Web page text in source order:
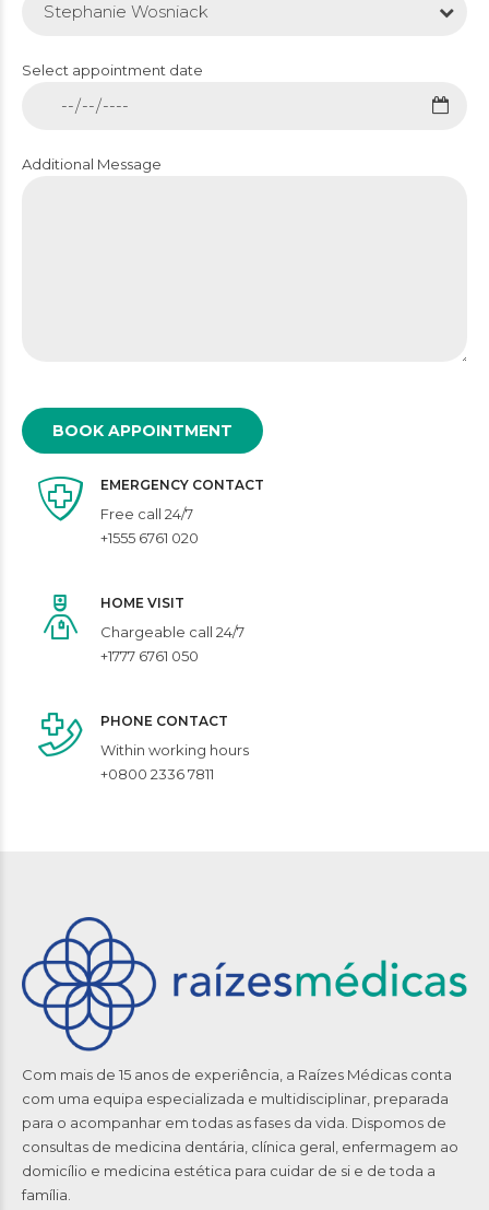
Stephanie Wosniack
Select appointment date
Additional Message
EMERGENCY CONTACT
Free call 24/7
+1555 6761 020
HOME VISIT
Chargeable call 24/7
+1777 6761 050
PHONE CONTACT
Within working hours
+0800 2336 7811
Com mais de 15 anos de experiência, a Raízes Médicas conta
com uma equipa especializada e multidisciplinar, preparada
para o acompanhar em todas as fases da vida. Dispomos de
consultas de medicina dentária, clínica geral, enfermagem ao
domicílio e medicina estética para cuidar de si e de toda a
família.